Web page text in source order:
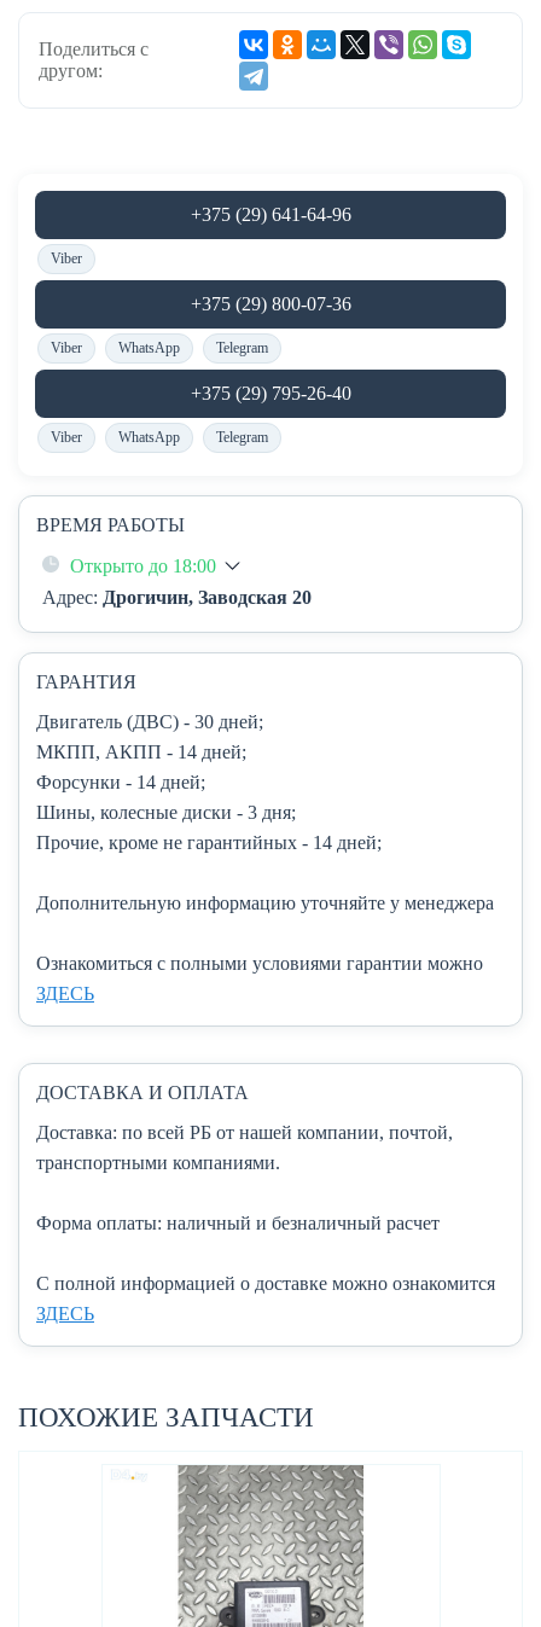
Поделиться с
другом:
+375 (29) 641-64-96
Viber
+375 (29) 800-07-36
Viber WhatsApp Telegram
+375 (29) 795-26-40
Viber WhatsApp Telegram
ВРЕМЯ РАБОТЫ
Открыто до 18:00
Адрес: Дрогичин, Заводская 20
ГАРАНТИЯ
Двигатель (ДВС) - 30 дней;
МКПП, АКПП - 14 дней;
Форсунки - 14 дней;
Шины, колесные диски - 3 дня;
Прочие, кроме не гарантийных - 14 дней;
Дополнительную информацию уточняйте у менеджера
Ознакомиться с полными условиями гарантии можно
ЗДЕСЬ
ДОСТАВКА И ОПЛАТА
Доставка: по всей РБ от нашей компании, почтой,
транспортными компаниями.
Форма оплаты: наличный и безналичный расчет
C полной информацией о доставке можно ознакомится
ЗДЕСЬ
ПОХОЖИЕ ЗАПЧАСТИ